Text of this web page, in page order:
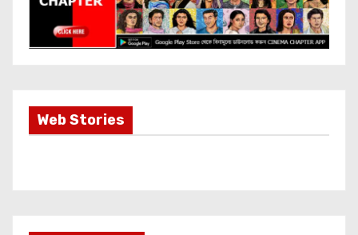
Web StoriesMost Important
Info about